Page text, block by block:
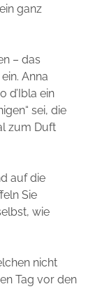
ganz
– das
Anna
d’Ibla ein
sei, die
zum Duft
auf die
Sie
wie
nicht
Tag vor den